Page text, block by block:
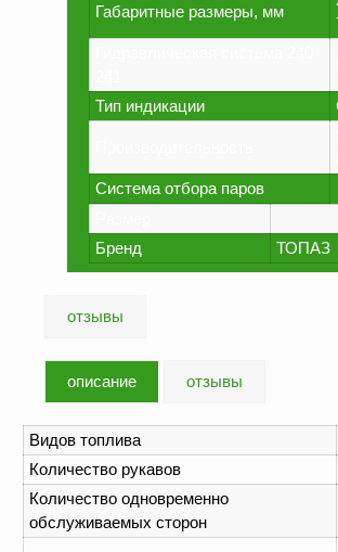
Счетчики и фильтры
Метрологическое
оборудование
Рукава, шланги и
техпластина МБС
арматура
автоцистерн и
Продукция НПП
СЕНСОР
Газоаналитическое
оборудование
Габаритные размеры, мм
Тип индикации
Система отбора паров
Бренд
ТОПАЗ
отзывы
описание отзывы
Видов топлива
Количество рукавов
Количество одновременно
обслуживаемых сторон